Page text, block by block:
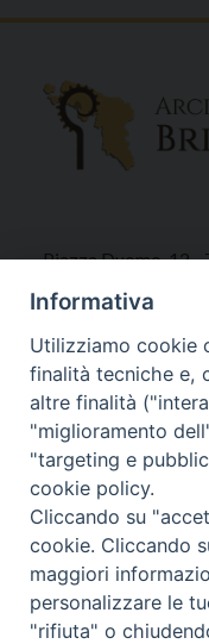
Piazza Duomo, 12
Tel 0831.521958
Fax 0831.528315
Orari Curia
Mar. / Mer. / Giov.
nei mesi estivi solo
Informativa
Utilizziamo cookie
finalità tecniche e,
altre finalità
"miglioramento
"targeting e
cookie policy.
Cliccando su
cookie. Cliccando
maggiori
personalizzare le
"rifiuta" o